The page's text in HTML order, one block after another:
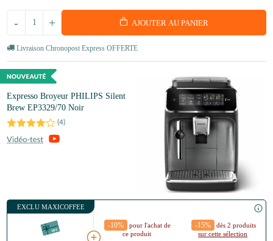
+
- AJOUTER AU PANIER
Livraison Chronopost Express OFFERTE
Expresso Broyeur PHILIPS Silent
Brew EP3329/70 Noir
(4)
EXCLU MAXICOFFEE
-10%
pour l'achat de
ce produit
-15%
dès 2 produits
sur cette sélection